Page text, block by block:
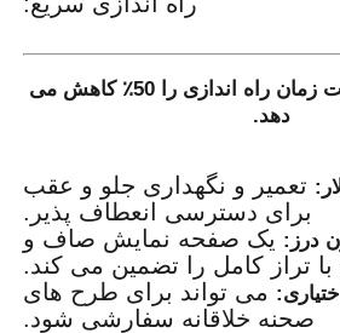
طراحی اتصال سخت زمان راه اندازی را 50٪ کاهش می
دهد.
تعمیر و نگهداری جلو و عقب
برای دسترسی انعطاف پذیر.
درز: یک صفحه نمایش صاف و
با تراز کامل را تضمین می کند.
می تواند برای طرح های
صحنه خلاقانه سفارشی شود.